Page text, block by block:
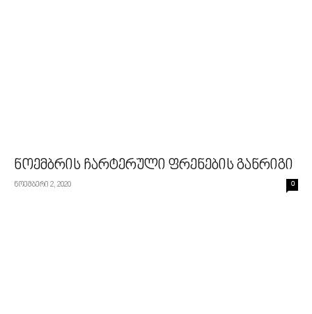
ნოემბრის ჩარტერული ფრენების განრიგი
ნოემბერი 2, 2020 0